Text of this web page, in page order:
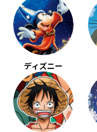
ディズニー